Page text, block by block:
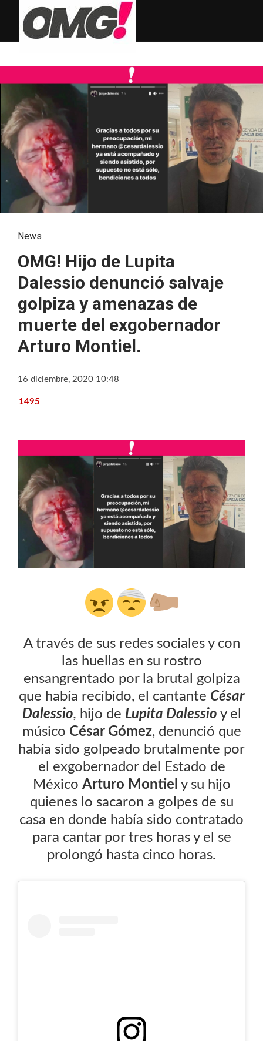
News
OMG! Hijo de Lupita
Dalessio denunció salvaje
golpiza y amenazas de
muerte del exgobernador
Arturo Montiel.
16 diciembre, 2020 10:48
1495
A través de sus redes sociales y con
las huellas en su rostro
ensangrentado por la brutal golpiza
que había recibido, el cantante César
Dalessio, hijo de Lupita Dalessio y el
músico César Gómez, denunció que
había sido golpeado brutalmente por
el exgobernador del Estado de
México Arturo Montiel y su hijo
quienes lo sacaron a golpes de su
casa en donde había sido contratado
para cantar por tres horas y el se
prolongó hasta cinco horas.